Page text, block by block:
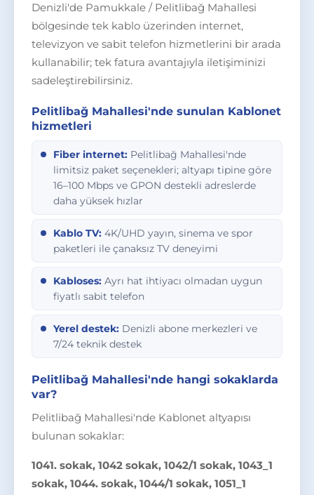
Denizli'de Pamukkale / Pelitlibağ Mahallesi
bölgesinde tek kablo üzerinden internet,
televizyon ve sabit telefon hizmetlerini bir arada
kullanabilir; tek fatura avantajıyla iletişiminizi
sadeleştirebilirsiniz.
Pelitlibağ Mahallesi'nde sunulan Kablonet
hizmetleri
Fiber internet: Pelitlibağ Mahallesi'nde
limitsiz paket seçenekleri; altyapı tipine göre
16–100 Mbps ve GPON destekli adreslerde
daha yüksek hızlar
Kablo TV: 4K/UHD yayın, sinema ve spor
paketleri ile çanaksız TV deneyimi
Kabloses: Ayrı hat ihtiyacı olmadan uygun
fiyatlı sabit telefon
Yerel destek: Denizli abone merkezleri ve
7/24 teknik destek
Pelitlibağ Mahallesi'nde hangi sokaklarda
var?
Pelitlibağ Mahallesi'nde Kablonet altyapısı
bulunan sokaklar:
1041. sokak, 1042 sokak, 1042/1 sokak, 1043_1
sokak, 1044. sokak, 1044/1 sokak, 1051_1